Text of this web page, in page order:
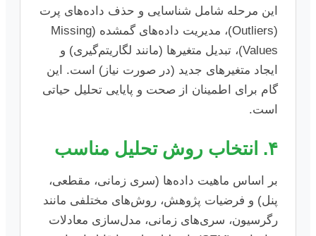
این مرحله شامل شناسایی و حذف داده‌های پرت
(Outliers)، مدیریت داده‌های گمشده (Missing
Values)، تبدیل متغیرها (مانند لگاریتم‌گیری) و
ایجاد متغیرهای جدید (در صورت نیاز) است. این
گام برای اطمینان از صحت و پایایی تحلیل حیاتی
است.
بر اساس ماهیت داده‌ها (سری زمانی، مقطعی،
پنل) و فرضیات پژوهش، روش‌های مختلفی مانند
رگرسیون، سری‌های زمانی، مدل‌سازی معادلات